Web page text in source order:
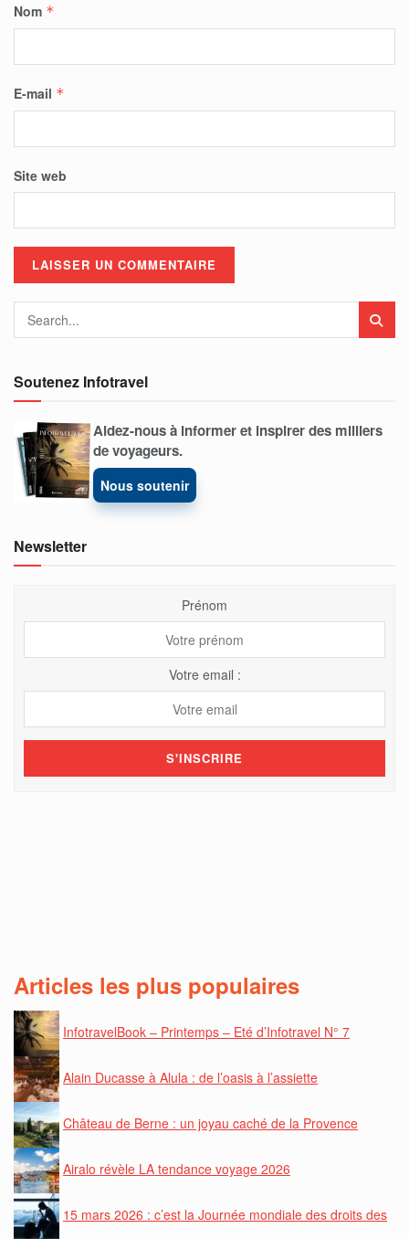
Nom *
E-mail *
Site web
Soutenez Infotravel
Aidez-nous à informer et inspirer des milliers
de voyageurs.
Nous soutenir
Newsletter
Prénom
Votre email :
Articles les plus populaires
InfotravelBook – Printemps – Eté d’Infotravel N° 7
Alain Ducasse à Alula : de l’oasis à l’assiette
Château de Berne : un joyau caché de la Provence
Airalo révèle LA tendance voyage 2026
15 mars 2026 : c’est la Journée mondiale des droits des